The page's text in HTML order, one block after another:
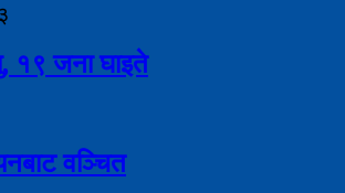
३
१९ जना घाइते
वञ्चित